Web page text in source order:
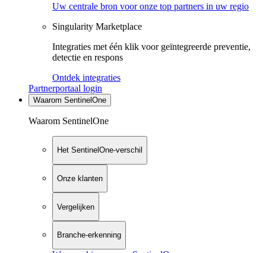
Uw centrale bron voor onze top partners in uw regio
Singularity Marketplace
Integraties met één klik voor geïntegreerde preventie,
detectie en respons
Ontdek integraties
Partnerportaal login
Waarom SentinelOne
Waarom SentinelOne
Het SentinelOne-verschil
Onze klanten
Vergelijken
Branche-erkenning